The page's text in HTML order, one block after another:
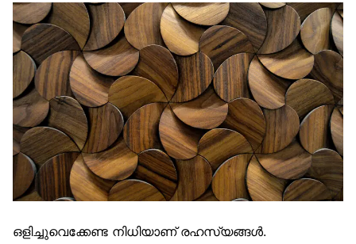
ഒളിച്ചുവെക്കേണ്ട നിധിയാണ് രഹസ്യങ്ങൾ.